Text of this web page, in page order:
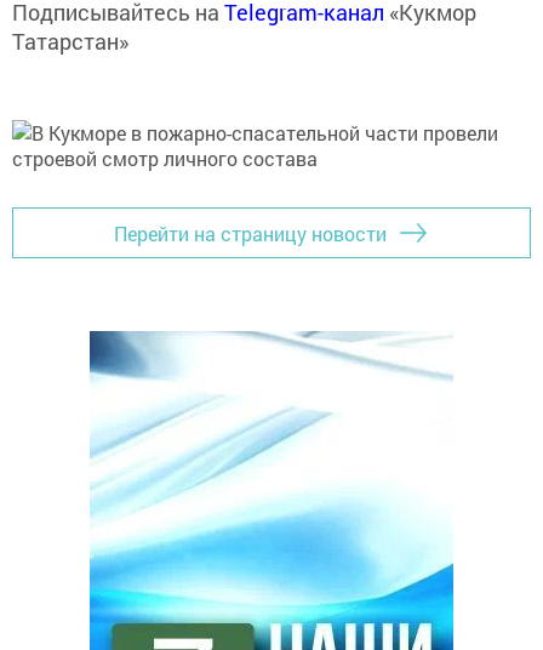
Подписывайтесь на Telegram-канал «Кукмор
Татарстан»
Перейти на страницу новости